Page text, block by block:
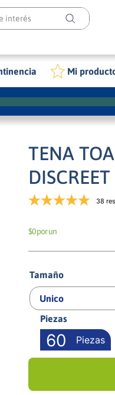
de interés
Mi
TENA
38
$0 por un
Tamaño
Unico
Piezas
60